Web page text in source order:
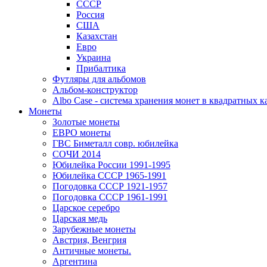
СССР
Россия
США
Казахстан
Евро
Украина
Прибалтика
Футляры для альбомов
Альбом-конструктор
Albo Case - система хранения монет в квадратных
Монеты
Золотые монеты
ЕВРО монеты
ГВС Биметалл совр. юбилейка
СОЧИ 2014
Юбилейка России 1991-1995
Юбилейка СССР 1965-1991
Погодовка СССР 1921-1957
Погодовка СССР 1961-1991
Царское серебро
Царская медь
Зарубежные монеты
Австрия, Венгрия
Античные монеты.
Аргентина